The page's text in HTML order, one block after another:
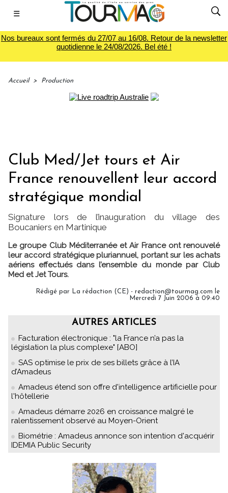
☰
Nos bureaux sont fermés du 27/07 au 16/08. Retour de la newsletter
quotidienne le 24/08/2026. Bel été !
Accueil > Production
Club Med/Jet tours et Air
France renouvellent leur accord
stratégique mondial
Signature lors de l’inauguration du village des
Boucaniers en Martinique
Le groupe Club Méditerranée et Air France ont renouvelé
leur accord stratégique pluriannuel, portant sur les achats
aériens effectués dans l’ensemble du monde par Club
Med et Jet Tours.
Rédigé par La rédaction (CE) - redaction@tourmag.com le
Mercredi 7 Juin 2006 à 09:40
AUTRES ARTICLES
Facturation électronique : "la France n’a pas la
législation la plus complexe" [ABO]
SAS optimise le prix de ses billets grâce à l’IA
d’Amadeus
Amadeus étend son offre d'intelligence artificielle pour
l'hôtellerie
Amadeus démarre 2026 en croissance malgré le
ralentissement observé au Moyen-Orient
Biométrie : Amadeus annonce son intention d'acquérir
IDEMIA Public Security